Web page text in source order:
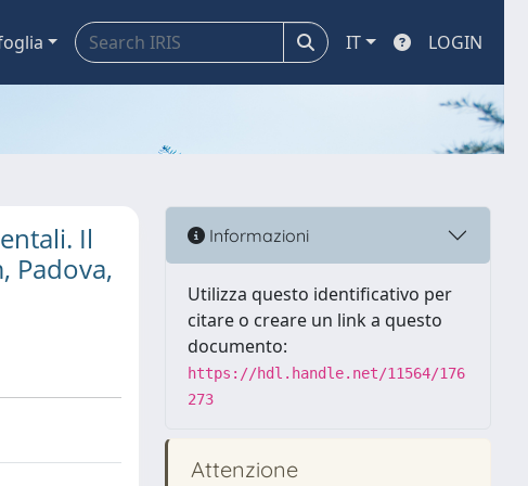
IT LOGIN
Il
Padova,
Informazioni
Utilizza questo identificativo per
citare o creare un link a questo
documento:
https://hdl.handle.net/11564/176
273
Attenzione